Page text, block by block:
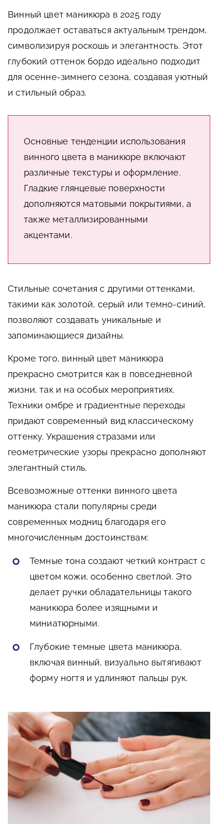
Винный цвет маникюра в 2025 году
продолжает оставаться актуальным трендом,
символизируя роскошь и элегантность. Этот
глубокий оттенок бордо идеально подходит
для осенне-зимнего сезона, создавая уютный
и стильный образ.
Основные тенденции использования
винного цвета в маникюре включают
различные текстуры и оформление.
Гладкие глянцевые поверхности
дополняются матовыми покрытиями, а
также металлизированными
акцентами.
Стильные сочетания с другими оттенками,
такими как золотой, серый или темно-синий,
позволяют создавать уникальные и
запоминающиеся дизайны.
Кроме того, винный цвет маникюра
прекрасно смотрится как в повседневной
жизни, так и на особых мероприятиях.
Техники омбре и градиентные переходы
придают современный вид классическому
оттенку. Украшения стразами или
геометрические узоры прекрасно дополняют
элегантный стиль.
Всевозможные оттенки винного цвета
маникюра стали популярны среди
современных модниц благодаря его
многочисленным достоинствам:
Темные тона создают четкий контраст с
цветом кожи, особенно светлой. Это
делает ручки обладательницы такого
маникюра более изящными и
миниатюрными.
Глубокие темные цвета маникюра,
включая винный, визуально вытягивают
форму ногтя и удлиняют пальцы рук.